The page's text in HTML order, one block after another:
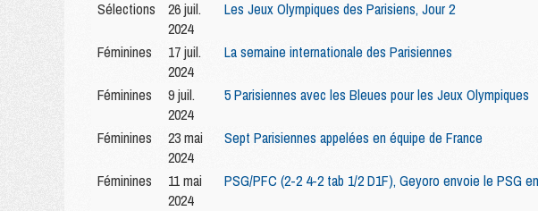
Sélections
26 juil.
2024
Les Jeux Olympiques des Parisiens, Jour 2
Féminines
17 juil.
2024
La semaine internationale des Parisiennes
Féminines
9 juil.
2024
5 Parisiennes avec les Bleues pour les Jeux Olympiques
Féminines
23 mai
2024
Sept Parisiennes appelées en équipe de France
Féminines
11 mai
2024
PSG/PFC (2-2 4-2 tab 1/2 D1F), Geyoro envoie le PSG